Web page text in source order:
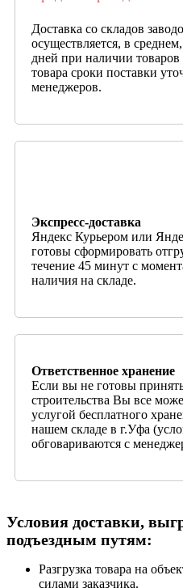
Доставка со складов
осуществляется, в
дней при наличии
товара сроки поставки
менеджеров.
Экспресс-доставка
Яндекс Курьером или
готовы сформировать
течение 45 минут с
наличия на складе.
Ответственное хранение
Если вы не готовы
строительства Вы все
услугой бесплатного
нашем складе в г.Уфа
обговариваются с
Условия доставки,
подъездным путям:
Разгрузка товара на
силами заказчика.